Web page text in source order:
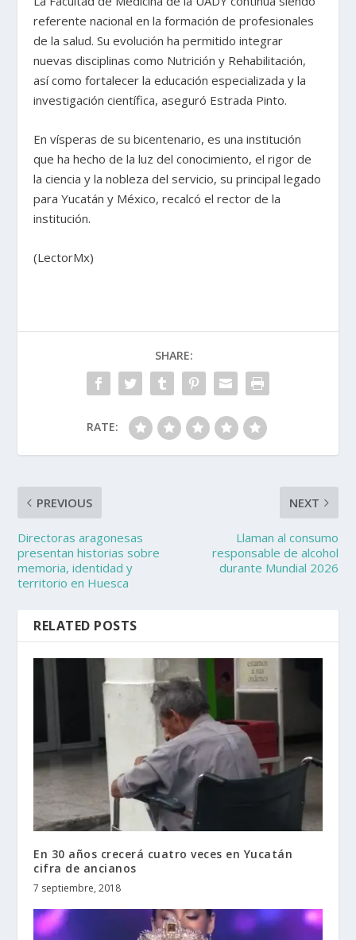
referente nacional en la formación de profesionales
de la salud. Su evolución ha permitido integrar
nuevas disciplinas como Nutrición y Rehabilitación,
así como fortalecer la educación especializada y la
investigación científica, aseguró Estrada Pinto.
En vísperas de su bicentenario, es una institución
que ha hecho de la luz del conocimiento, el rigor de
la ciencia y la nobleza del servicio, su principal legado
para Yucatán y México, recalcó el rector de la
institución.
(LectorMx)
SHARE:
RATE:
PREVIOUS
Directoras aragonesas
presentan historias sobre
memoria, identidad y
territorio en Huesca
NEXT
Llaman al consumo
responsable de alcohol
durante Mundial 2026
RELATED POSTS
En 30 años crecerá cuatro veces en Yucatán
cifra de ancianos
7 septiembre, 2018